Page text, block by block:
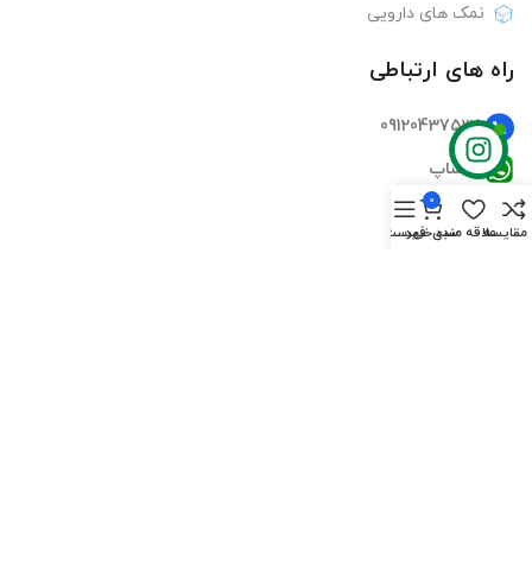
نمک های دارویی
راه های ارتباطی
09120437535
واتساپ
تلگرام
مقایسهعلاقه مندی
0
سبد خرید
فهرست